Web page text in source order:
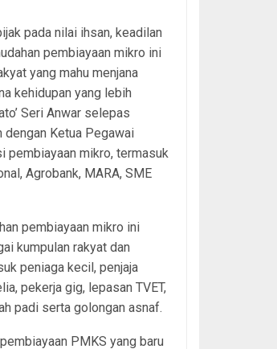
pada nilai ihsan, keadilan
pembiayaan mikro ini
yang mahu menjana
kehidupan yang lebih
Seri Anwar selepas
dengan Ketua Pegawai
pembiayaan mikro, termasuk
Agrobank, MARA, SME
pembiayaan mikro ini
kumpulan rakyat dan
peniaga kecil, penjaja
pekerja gig, lepasan TVET,
padi serta golongan asnaf.
PMKS yang baru